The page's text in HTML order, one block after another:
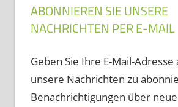
ABONNIEREN SIE UNSERE
NACHRICHTEN PER E-MAIL
Geben Sie Ihre E-Mail-Adresse
unsere Nachrichten zu
Benachrichtigungen über